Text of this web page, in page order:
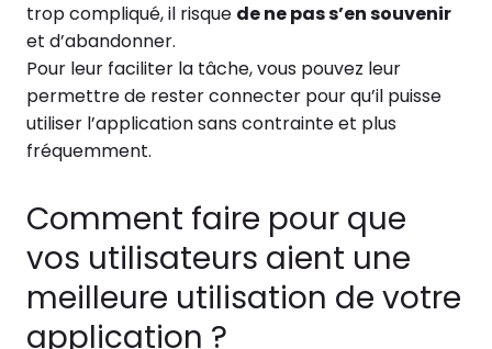
trop compliqué, il risque de ne pas s’en souvenir
et d’abandonner.
Pour leur faciliter la tâche, vous pouvez leur
permettre de rester connecter pour qu’il puisse
utiliser l’application sans contrainte et plus
fréquemment.
Comment faire pour que
vos utilisateurs aient une
meilleure utilisation de votre
application ?